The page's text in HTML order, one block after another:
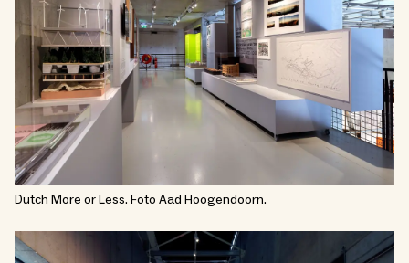
Dutch More or Less. Foto Aad Hoogendoorn.